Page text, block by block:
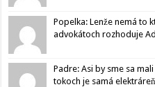
Popelka: Lenže nemá to
advokátoch rozhoduje
Padre: Asi by sme sa
tokoch je samá